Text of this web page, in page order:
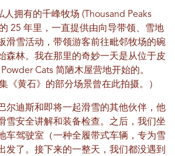
人拥有的千峰牧场 (Thousand Peaks
25 年里，一直提供由向导带领、雪地
滑雪活动，带领游客前往毗邻牧场的碗
森林。我在那里的奇妙一天是从位于皮
Cats 简陋木屋营地开始的。
《黄石》的部分场景曾在此拍摄。）
尔迪斯和即将一起滑雪的其他伙伴，他
雪安全讲解和装备检查。之后，我们坐
车驾驶室（一种全履带式车辆，专为雪
发了。接下来的一整天，我们都没遇到